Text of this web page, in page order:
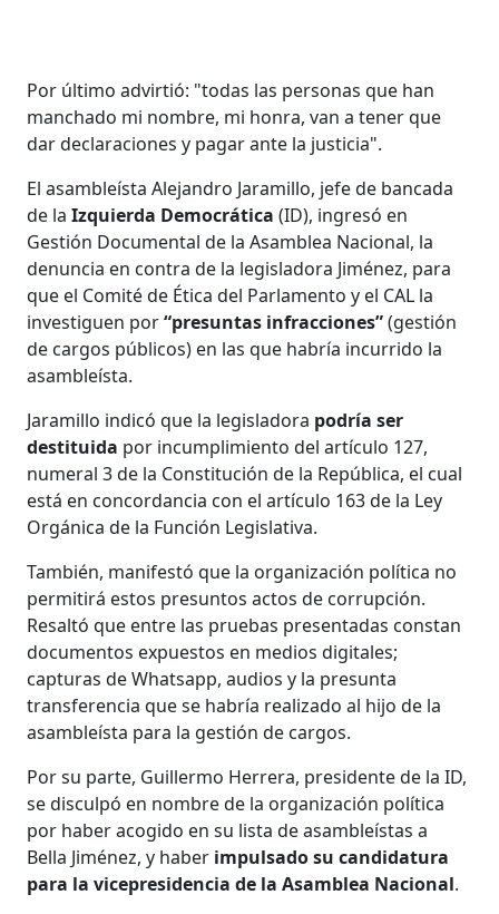
Por último advirtió: "todas las personas que han
manchado mi nombre, mi honra, van a tener que
dar declaraciones y pagar ante la justicia".
El asambleísta Alejandro Jaramillo, jefe de bancada
de laIzquierda Democrática(ID), ingresó en
Gestión Documental de la Asamblea Nacional, la
denuncia en contra de la legisladora Jiménez, para
que el Comité de Ética del Parlamento y el CAL la
investiguen por“presuntas infracciones”(gestión
de cargos públicos) en las que habría incurrido la
asambleísta.
Jaramillo indicó que la legisladora podría ser
destituida por incumplimiento del artículo 127,
numeral 3 de la Constitución de la República, el cual
está en concordancia con el artículo 163 de la Ley
Orgánica de la Función Legislativa.
También, manifestó que la organización política no
permitirá estos presuntos actos de corrupción.
Resaltó que entre las pruebas presentadas constan
documentos expuestos en medios digitales;
capturas de Whatsapp, audios y la presunta
transferencia que se habría realizado al hijo de la
asambleísta para la gestión de cargos.
Por su parte, Guillermo Herrera, presidente de la ID,
se disculpó en nombre de la organización política
por haber acogido en su lista de asambleístas a
Bella Jiménez, y haber impulsado su candidatura
para la vicepresidencia de la Asamblea Nacional.